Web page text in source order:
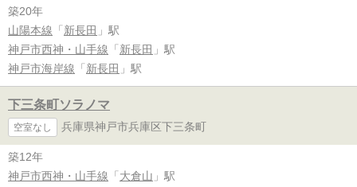
築20年
山陽本線 「 新長田 」駅
神戸市西神・山手線 「 新長田 」駅
神戸市海岸線 「 新長田 」駅
下三条町ソラノマ
空室なし 兵庫県神戸市兵庫区下三条町
築12年
神戸市西神・山手線 「 大倉山 」駅